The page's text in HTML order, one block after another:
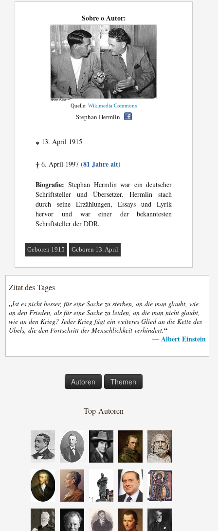
Sobre o Autor:
Quelle:Wikimedia Commons
Stephan Hermlin
* 13. April 1915
† 6. April 1997(81 Jahre alt)
Biografie: Stephan Hermlin war ein deutscher
Schriftsteller und Übersetzer. Hermlin stach
durch seine Erzählungen, Essays und Lyrik
hervor und war einer der bekanntesten
Schriftsteller der DDR.
Geboren 1915 Geboren 13. April
Zitat des Tages
„Ist es nicht besser, für eine Sache zu sterben, an die man glaubt, wie
an den Frieden, als für eine Sache zu leiden, an die man nicht glaubt,
wie an den Krieg? Jeder Krieg fügt ein weiteres Glied an die Kette des
Übels, die den Fortschritt der Menschlichkeit verhindert.“
— Albert Einstein
Autoren Themen
Top-Autoren